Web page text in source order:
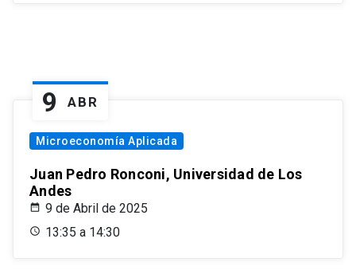
9 ABR
Microeconomía Aplicada
Juan Pedro Ronconi, Universidad de Los
Andes
9 de Abril de 2025
13:35 a 14:30